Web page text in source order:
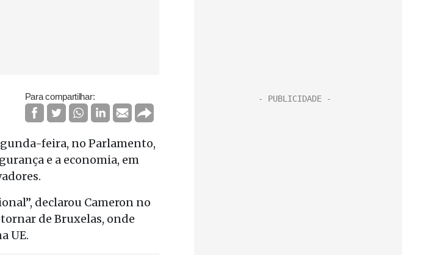
Para compartilhar:
feira, no Parlamento,
e a economia, em
declarou Cameron no
de Bruxelas, onde
UE.